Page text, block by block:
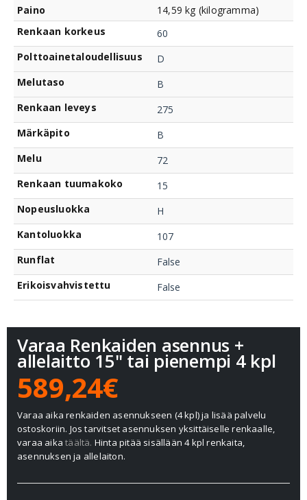
Paino
14,59 kg (kilogramma)
Renkaan korkeus
60
Polttoainetaloudellisuus
D
Melutaso
B
Renkaan leveys
275
Märkäpito
B
Melu
72
Renkaan tuumakoko
15
Nopeusluokka
H
Kantoluokka
107
Runflat
False
Erikoisvahvistettu
False
Varaa Renkaiden asennus +
allelaitto 15" tai pienempi 4 kpl
589,24€
Varaa aika renkaiden asennukseen (4 kpl) ja lisää palvelu
ostoskoriin. Jos tarvitset asennuksen yksittäiselle renkaalle,
varaa aikatäältä. Hinta pitää sisällään 4 kpl renkaita,
asennuksen ja allelaiton.